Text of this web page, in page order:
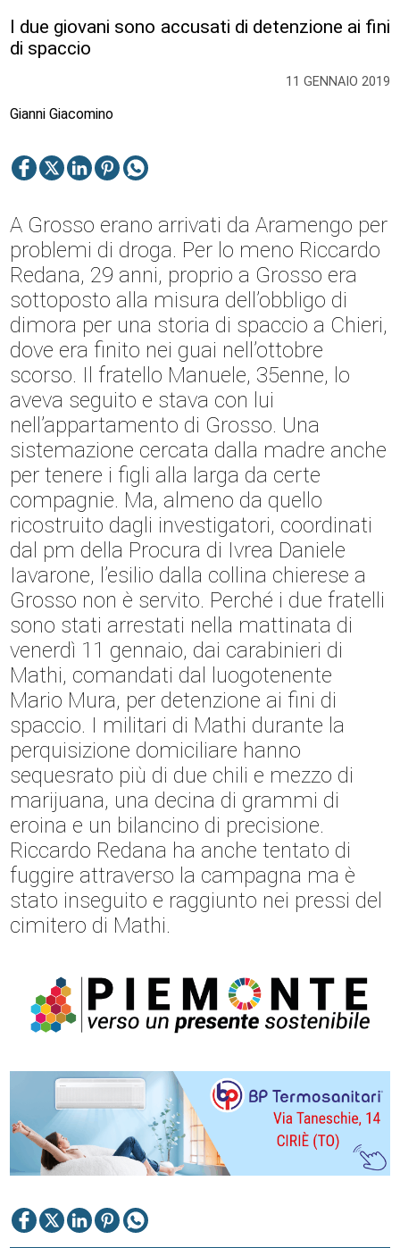
11 GENNAIO 2019
I due giovani sono accusati di detenzione ai fini
di spaccio
Gianni Giacomino
A Grosso erano arrivati da Aramengo per
problemi di droga. Per lo meno Riccardo
Redana, 29 anni, proprio a Grosso era
sottoposto alla misura dell’obbligo di
dimora per una storia di spaccio a Chieri,
dove era finito nei guai nell’ottobre
scorso. Il fratello Manuele, 35enne, lo
aveva seguito e stava con lui
nell’appartamento di Grosso. Una
sistemazione cercata dalla madre anche
per tenere i figli alla larga da certe
compagnie. Ma, almeno da quello
ricostruito dagli investigatori, coordinati
dal pm della Procura di Ivrea Daniele
Iavarone, l’esilio dalla collina chierese a
Grosso non è servito. Perché i due fratelli
sono stati arrestati nella mattinata di
venerdì 11 gennaio, dai carabinieri di
Mathi, comandati dal luogotenente
Mario Mura, per detenzione ai fini di
spaccio. I militari di Mathi durante la
perquisizione domiciliare hanno
sequesrato più di due chili e mezzo di
marijuana, una decina di grammi di
eroina e un bilancino di precisione.
Riccardo Redana ha anche tentato di
fuggire attraverso la campagna ma è
stato inseguito e raggiunto nei pressi del
cimitero di Mathi.